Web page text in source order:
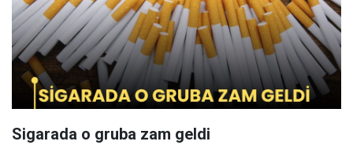
Sigarada o gruba zam geldi